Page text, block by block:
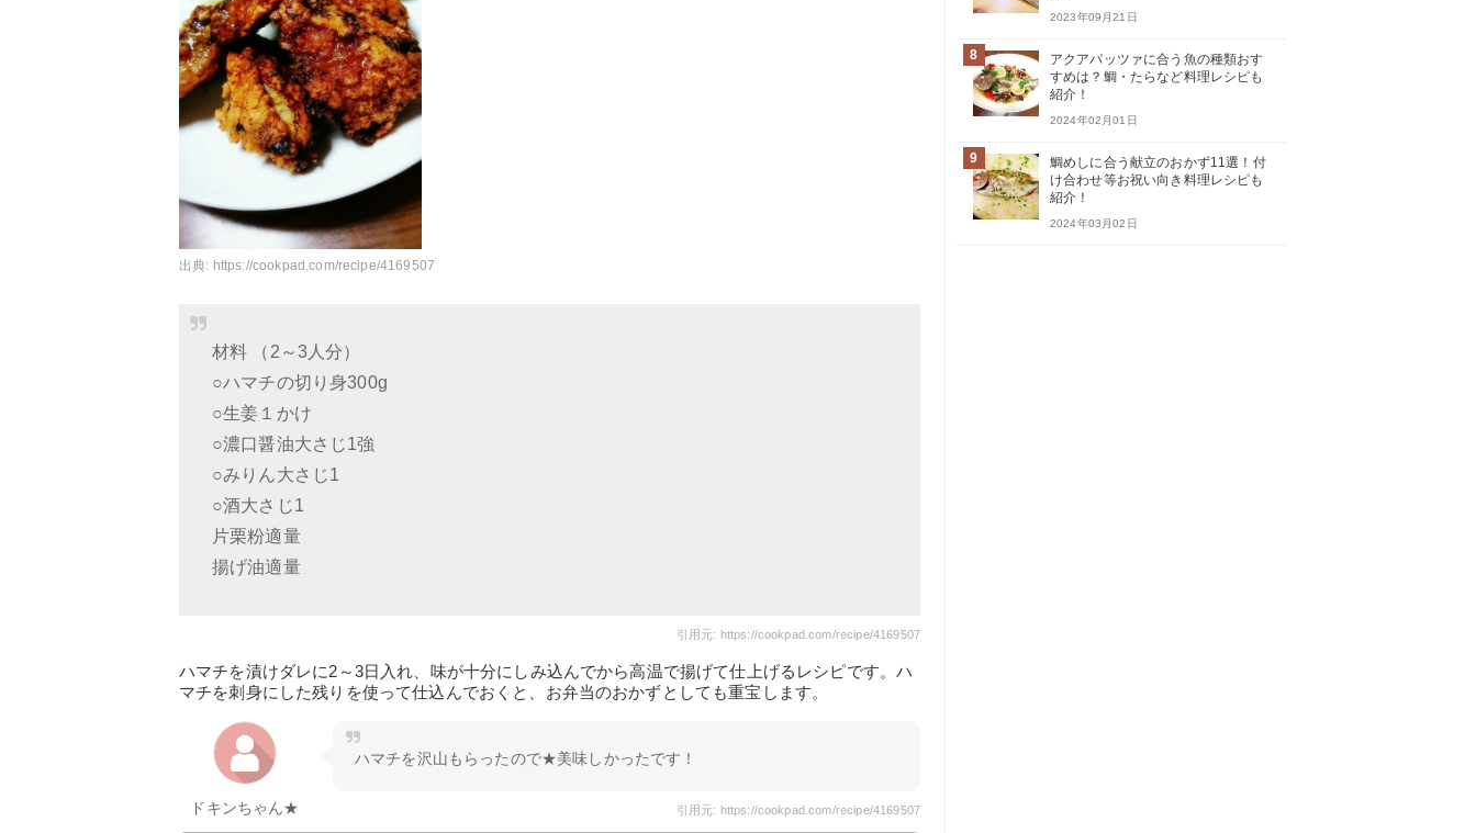
出典: https://cookpad.com/recipe/4169507
材料 （2～3人分）
○ハマチの切り身300g
○生姜１かけ
○濃口醤油大さじ1強
○みりん大さじ1
○酒大さじ1
片栗粉適量
揚げ油適量
引用元: https://cookpad.com/recipe/4169507
ハマチを漬けダレに2～3日入れ、味が十分にしみ込んでから高温で揚げて仕上げるレシピです。ハ
マチを刺身にした残りを使って仕込んでおくと、お弁当のおかずとしても重宝します。
ドキンちゃん★
ハマチを沢山もらったので★美味しかったです！
引用元: https://cookpad.com/recipe/4169507
2023年09月21日
8
アクアパッツァに合う魚の種類おす
すめは？鯛・たらなど料理レシピも
紹介！
2024年02月01日
9
鯛めしに合う献立のおかず11選！付
け合わせ等お祝い向き料理レシピも
紹介！
2024年03月02日